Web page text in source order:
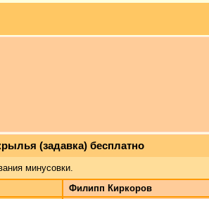
(задавка) бесплатно
минусовки.
Филипп Киркоров